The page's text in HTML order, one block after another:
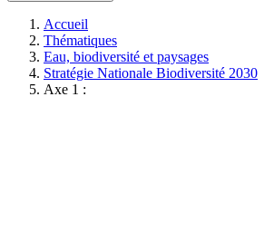
Accueil
Thématiques
Eau, biodiversité et paysages
Stratégie Nationale Biodiversité 2030
Axe 1 :